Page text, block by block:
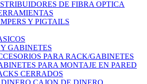
DE FIBRA OPTICA
Y PIGTAILS
GABINETES
PARA RACK/GABINETES
PARA MONTAJE EN PARED
CERRADOS